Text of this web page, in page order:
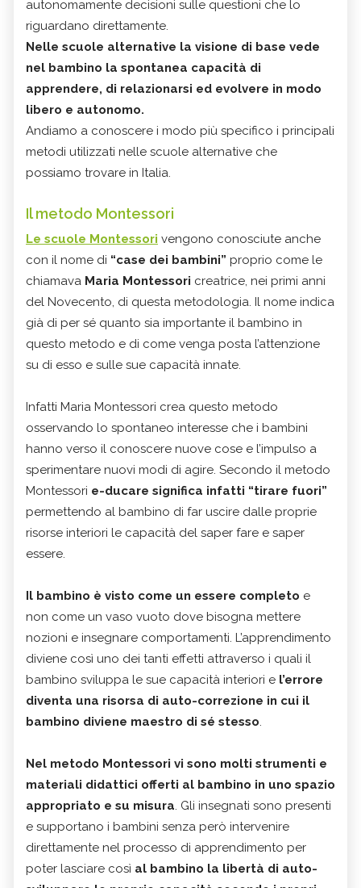
autonomamente decisioni sulle questioni che lo
riguardano direttamente.
Nelle scuole alternative la visione di base vede
nel bambino la spontanea capacità di
apprendere, di relazionarsi ed evolvere in modo
libero e autonomo.
Andiamo a conoscere i modo più specifico i principali
metodi utilizzati nelle scuole alternative che
possiamo trovare in Italia.
Il metodo Montessori
Le scuole Montessori vengono conosciute anche
con il nome di “case dei bambini” proprio come le
chiamava Maria Montessori creatrice, nei primi anni
del Novecento, di questa metodologia. Il nome indica
già di per sé quanto sia importante il bambino in
questo metodo e di come venga posta l’attenzione
su di esso e sulle sue capacità innate.
Infatti Maria Montessori crea questo metodo
osservando lo spontaneo interesse che i bambini
hanno verso il conoscere nuove cose e l’impulso a
sperimentare nuovi modi di agire. Secondo il metodo
Montessori e-ducare significa infatti “tirare fuori”
permettendo al bambino di far uscire dalle proprie
risorse interiori le capacità del saper fare e saper
essere.
Il bambino è visto come un essere completo e
non come un vaso vuoto dove bisogna mettere
nozioni e insegnare comportamenti. L’apprendimento
diviene così uno dei tanti effetti attraverso i quali il
bambino sviluppa le sue capacità interiori e l’errore
diventa una risorsa di auto-correzione in cui il
bambino diviene maestro di sé stesso.
Nel metodo Montessori vi sono molti strumenti e
materiali didattici offerti al bambino in uno spazio
appropriato e su misura. Gli insegnati sono presenti
e supportano i bambini senza però intervenire
direttamente nel processo di apprendimento per
poter lasciare così al bambino la libertà di auto-